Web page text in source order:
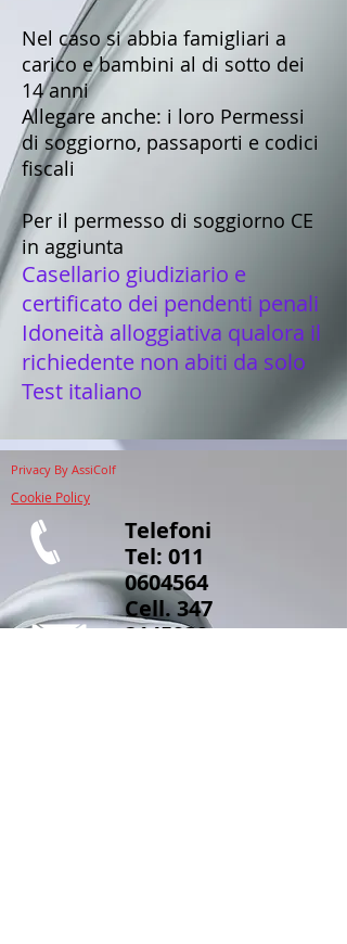
Nel caso si abbia famigliari a
carico e bambini al di sotto dei
14 anni
Allegare anche: i loro Permessi
di soggiorno, passaporti e codici
fiscali
Per il permesso di soggiorno CE
in aggiunta
Casellario giudiziario e
certificato dei pendenti penali
Idoneità alloggiativa qualora il
richiedente non abiti da solo
Test italiano
Privacy By AssiColf
Cookie Policy
Telefoni
Tel: 011
0604564
Cell.347
3145939